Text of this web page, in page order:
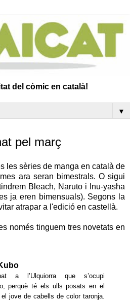
del còmic en català!
▼
pel març
les sèries de manga en català de
ara seran bimestrals. O sigui
Bleach, Naruto i Inu-yasha
ja eren bimensuals). Segons la
atrapar a l'edició en castellà.
només tinguem tres novetats en
a l’Ulquiorra que s’ocupi
perquè té els ulls posats en el
jove de cabells de color taronja.